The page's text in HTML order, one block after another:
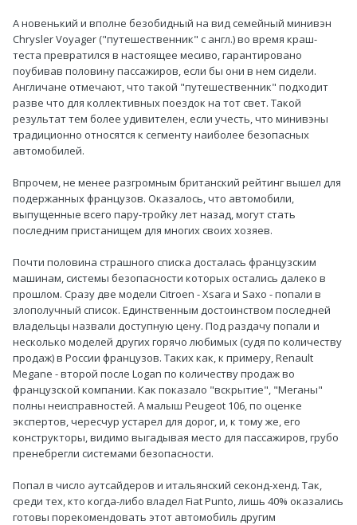
А новенький и вполне безобидный на вид семейный минивэн
Chrysler Voyager ("путешественник" с англ.) во время краш-
теста превратился в настоящее месиво, гарантировано
поубивав половину пассажиров, если бы они в нем сидели.
Англичане отмечают, что такой "путешественник" подходит
разве что для коллективных поездок на тот свет. Такой
результат тем более удивителен, если учесть, что минивэны
традиционно относятся к сегменту наиболее безопасных
автомобилей.
Впрочем, не менее разгромным британский рейтинг вышел для
подержанных французов. Оказалось, что автомобили,
выпущенные всего пару-тройку лет назад, могут стать
последним пристанищем для многих своих хозяев.
Почти половина страшного списка досталась французским
машинам, системы безопасности которых остались далеко в
прошлом. Сразу две модели Citroen - Xsara и Saxo - попали в
злополучный список. Единственным достоинством последней
владельцы назвали доступную цену. Под раздачу попали и
несколько моделей других горячо любимых (судя по количеству
продаж) в России французов. Таких как, к примеру, Renault
Megane - второй после Logan по количеству продаж во
французской компании. Как показало "вскрытие", "Меганы"
полны неисправностей. А малыш Peugeot 106, по оценке
экспертов, чересчур устарел для дорог, и, к тому же, его
конструкторы, видимо выгадывая место для пассажиров, грубо
пренебрегли системами безопасности.
Попал в число аутсайдеров и итальянский секонд-хенд. Так,
среди тех, кто когда-либо владел Fiat Punto, лишь 40% оказались
готовы порекомендовать этот автомобиль другим